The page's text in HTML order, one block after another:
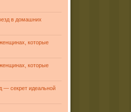
в домашних
которые
которые
— секрет идеальной